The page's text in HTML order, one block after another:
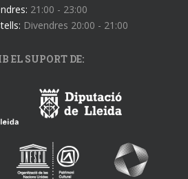
21:00 - 23:00
Divendres 20:00 - 21:00
EL SUPORT DE: